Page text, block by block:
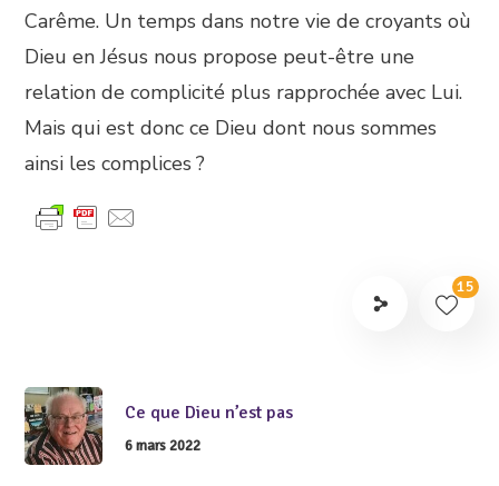
Carême. Un temps dans notre vie de croyants où
Dieu en Jésus nous propose peut-être une
relation de complicité plus rapprochée avec Lui.
Mais qui est donc ce Dieu dont nous sommes
ainsi les complices ?
15
Ce que Dieu n’est pas
6 mars 2022